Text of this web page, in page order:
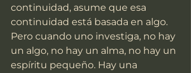
continuidad, asume que esa
continuidad está basada en algo.
Pero cuando uno investiga, no hay
un algo, no hay un alma, no hay un
espíritu pequeño. Hay una